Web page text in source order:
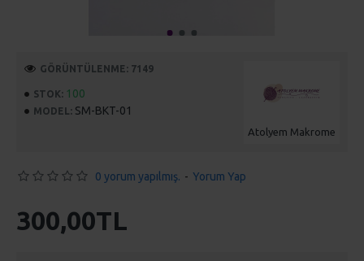
STOK: 100
MODEL: SM-BKT-01
Atolyem Makrome
GÖRÜNTÜLENME: 7149
0 yorum yapılmış. - Yorum Yap
300,00TL